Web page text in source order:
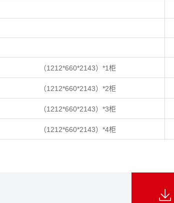
（1212*660*2143）*1柜
（1212*660*2143）*2柜
（1212*660*2143）*3柜
（1212*660*2143）*4柜
